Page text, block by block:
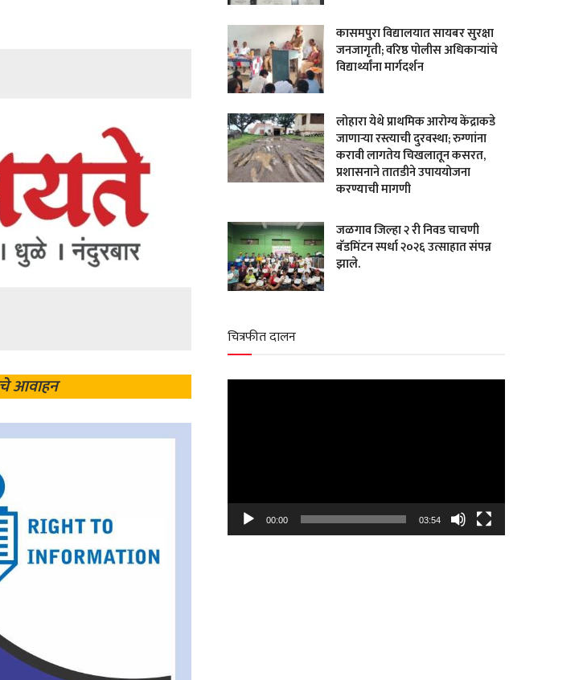
आवाहन
कासमपुरा विद्यालयात सायबर सुरक्षा
जनजागृती; वरिष्ठ पोलीस अधिकाऱ्यांचे
विद्यार्थ्यांना मार्गदर्शन
लोहारा येथे प्राथमिक आरोग्य केंद्राकडे
जाणाऱ्या रस्त्याची दुरवस्था; रुग्णांना
करावी लागतेय चिखलातून कसरत,
प्रशासनाने तातडीने उपाययोजना
करण्याची मागणी
जळगाव जिल्हा २ री निवड चाचणी
बॅडमिंटन स्पर्धा २०२६ उत्साहात संपन्न
झाले.
चित्रफीत दालन
00:00 03:54